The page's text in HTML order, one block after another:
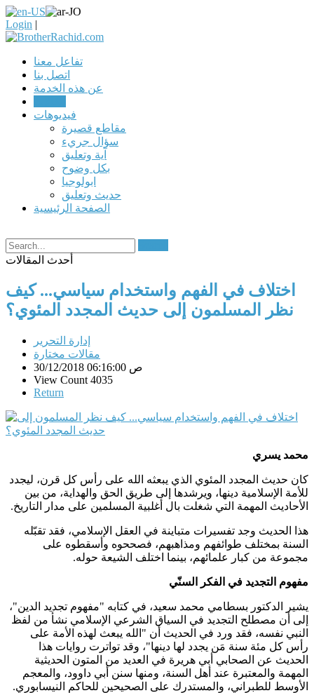
Login |
تفاعل معنا
اتصل بنا
عن هذه الخدمة
فيديوهات
مقاطع قصيرة
سؤال جريء
آية وتعليق
بكل وضوح
ابولوجيا
حديث وتعليق
الصفحة الرئيسية
أحدث المقالات
اختلاف في الفهم واستخدام سياسي... كيف
نظر المسلمون إلى حديث المجدد المئوي؟
إدارة التحرير
مقالات مختارة
30/12/2018 06:16:00 ص
View Count 4035
Return
محمد يسري
كان حديث المجدد المئوي الذي يبعثه الله على رأس كل قرن، ليجدد
للأمة الإسلامية دينها، ويرشدها إلى طريق الحق والهداية، من بين
الأحاديث المهمة التي شغلت بال أغلبية المسلمين على مدار التاريخ.
هذا الحديث وجد تفسيرات متباينة في العقل الإسلامي، فقد تقبّله
السنة بمختلف طوائفهم ومذاهبهم، فصححوه وأسقطوه على
مجموعة من كبار علمائهم، بينما اختلف الشيعة حوله.
مفهوم التجديد في الفكر السنّي
يشير الدكتور بسطامي محمد سعيد، في كتابه "مفهوم تجديد الدين"،
إلى أن مصطلح التجديد في السياق الشرعي الإسلامي نشأ من لفظ
النبي نفسه، فقد ورد في الحديث أن "الله يبعث لهذه الأمة على
رأس كل مئة سنة مَن يجدد لها دينها"، وقد تواترت روايات هذا
الحديث عن الصحابي أبي هريرة في العديد من المتون الحديثية
المهمة والمعتبرة عند أهل السنة، ومنها سنن أبي داوود، والمعجم
الأوسط للطبراني، والمستدرك على الصحيحين للحاكم النيسابوري.